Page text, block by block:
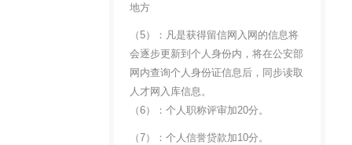
地方
（5）：凡是获得留信网入网的信息将
会逐步更新到个人身份内，将在公安部
网内查询个人身份证信息后，同步读取
人才网入库信息。
（6）：个人职称评审加20分。
（7）：个人信誉贷款加10分。